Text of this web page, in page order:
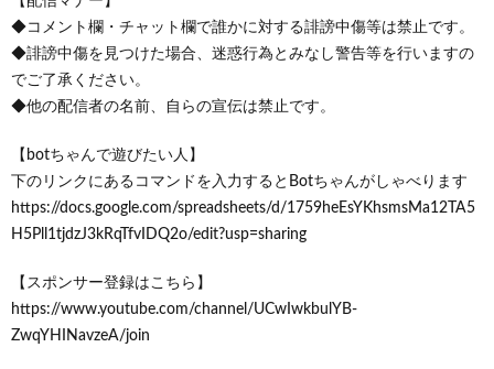
◆コメント欄・チャット欄で誰かに対する誹謗中傷等は禁止です。
◆誹謗中傷を見つけた場合、迷惑行為とみなし警告等を行いますの
でご了承ください。
◆他の配信者の名前、自らの宣伝は禁止です。
【botちゃんで遊びたい人】
下のリンクにあるコマンドを入力するとBotちゃんがしゃべります
https://docs.google.com/spreadsheets/d/1759heEsYKhsmsMa12TA5
H5Pll1tjdzJ3kRqTfvIDQ2o/edit?usp=sharing
【スポンサー登録はこちら】
https://www.youtube.com/channel/UCwIwkbulYB-
ZwqYHINavzeA/join